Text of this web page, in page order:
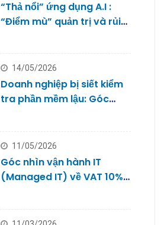
“Thả nổi” ứng dụng A.I :
“Điểm mù” quản trị và rủi
14/05/2026
Doanh nghiệp bị siết kiểm
tra phần mềm lậu: Góc
11/05/2026
Góc nhìn vận hành IT
(Managed IT) về VAT 10%